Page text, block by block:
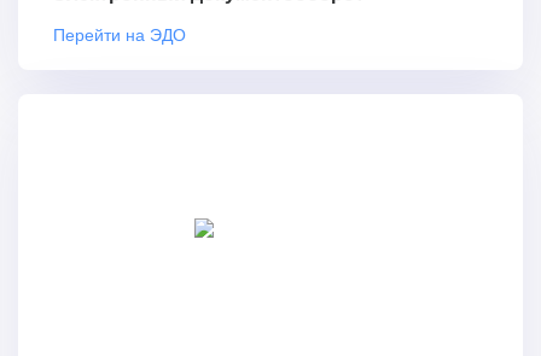
Перейти на ЭДО